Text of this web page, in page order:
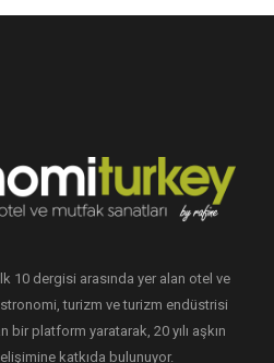
10 dergisi arasında yer alan otel ve
turizm ve turizm endüstrisi
platform yaratarak, 20 yılı aşkın
katkıda bulunuyor.